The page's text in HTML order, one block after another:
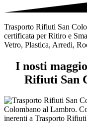
tipi
di
rifiuti
Trasporto Rifiuti San
certificata per Ritiro e
Vetro, Plastica, Arredi,
I nosti
Rifiuti San